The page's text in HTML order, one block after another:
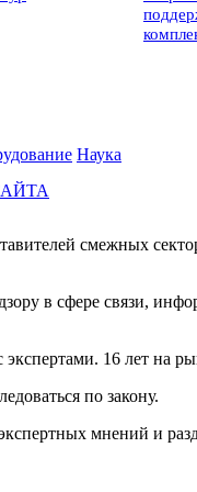
Наука
смежных
в сфере связи,
16 лет на
по закону.
мнений и